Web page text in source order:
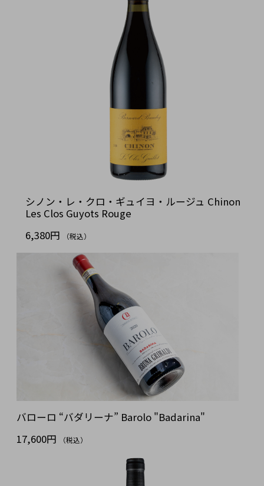
シノン・レ・クロ・ギュイヨ・ルージュ Chinon
Les Clos Guyots Rouge
6,380円
（税込）
バローロ “バダリーナ” Barolo "Badarina"
17,600円
（税込）